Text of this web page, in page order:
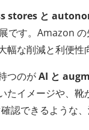
stores と
です。Amazon
幅な削減と利便性
つのがAI と
たイメージや、
認できるような